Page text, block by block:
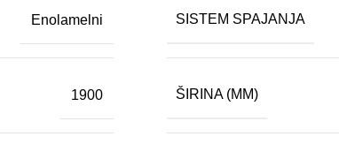
Enolamelni SISTEM SPAJANJA
1900 ŠIRINA (MM)